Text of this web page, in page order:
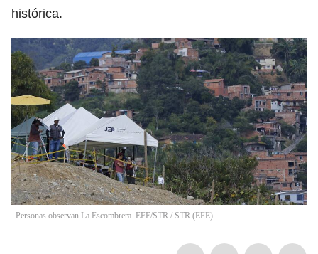
histórica.
Personas observan La Escombrera. EFE/STR / STR (EFE)